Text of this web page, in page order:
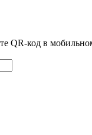
QR-код в